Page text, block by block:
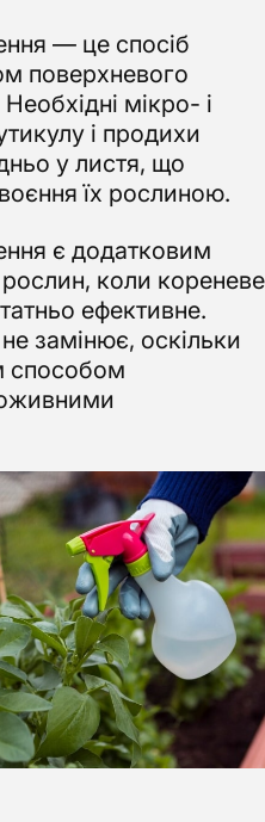
— це спосіб
поверхневого
мікро- і
і продихи
у листя, що
їх рослиною.
є додатковим
коли кореневе
ефективне.
замінює, оскільки
способом